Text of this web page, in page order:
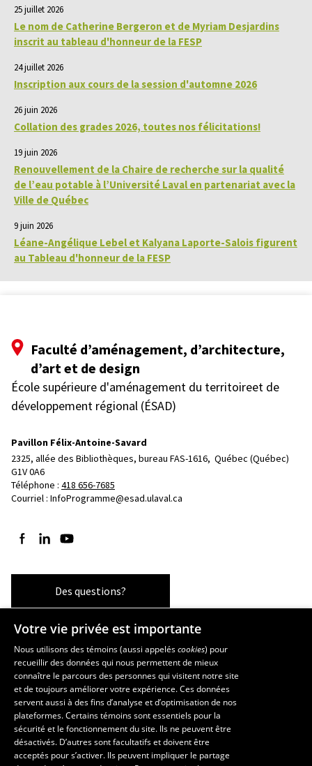
25 juillet 2026
Le nom de Catherine Bergeron et de Myriam Desjardins
inscrit au tableau d'honneur de la FESP
24 juillet 2026
Inscription aux cours de la session d'automne 2026
26 juin 2026
Collation des grades 2026, toutes nos félicitations!
19 juin 2026
Renouvellement de la Chaire de recherche sur la qualité
de l’eau potable à l’Université Laval en partenariat avec la
Ville de Québec
9 juin 2026
Léane-Angélique Lebel et Kalyana Laporte-Salois figurent
au Tableau d'honneur de la FESP
Faculté d’aménagement, d’architecture,
d’art et de design
École supérieure d'aménagement du territoireet de
développement régional (ÉSAD)
Pavillon Félix-Antoine-Savard
2325, allée des Bibliothèques, bureau FAS-1616, Québec (Québec)
G1V 0A6
Téléphone : 418 656-7685
Courriel : InfoProgramme@esad.ulaval.ca
Suivez-nous sur Facebook
Suivez-nous sur LinkedIn
Suivez-nous sur YouTube
Des questions?
Les écoles et la recherche
École supérieure d’aménagement du territoire et de développement
régional
École d’architecture
École d’art
École de design
Centre de recherche en aménagement et développement
Votre vie privée est importante
Nous utilisons des témoins (aussi appeléscookies) pour
recueillir des données qui nous permettent de mieux
connaître le parcours des personnes qui visitent notre site
et de toujours améliorer votre expérience. Ces données
servent aussi à des fins d’analyse et d’optimisation de nos
plateformes. Certains témoins sont essentiels pour la
sécurité et le fonctionnement du site. Ils ne peuvent être
désactivés. D’autres sont facultatifs et doivent être
acceptés pour s’activer. Ils peuvent impliquer le partage